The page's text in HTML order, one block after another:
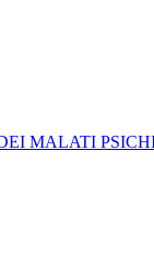
MALATI